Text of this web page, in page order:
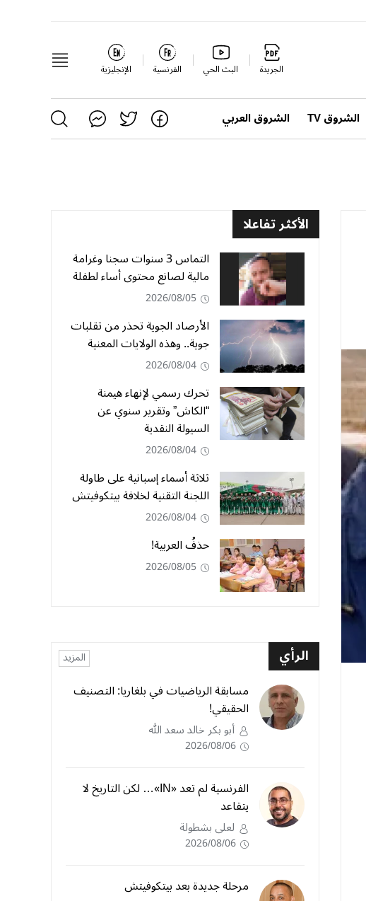
الجريدة البث الحي الفرنسية الإنجليزية
الشروق TV الشروق العربي
الأكثر تفاعلا
التماس 3 سنوات سجنا وغرامة
مالية لصانع محتوى أساء لطفلة
2026/08/05
الأرصاد الجوية تحذر من تقلبات
جوية.. وهذه الولايات المعنية
2026/08/04
تحرك رسمي لإنهاء هيمنة
“الكاش” وتقرير سنوي عن
السيولة النقدية
2026/08/04
ثلاثة أسماء إسبانية على طاولة
اللجنة التقنية لخلافة بيتكوفيتش
2026/08/04
حذفُ العربية!
2026/08/05
الرأي المزيد
مسابقة الرياضيات في بلغاريا: التصنيف
الحقيقي!
أبو بكر خالد سعد الله
2026/08/06
الفرنسية لم تعد «IN»… لكن التاريخ لا
يتقاعد
لعلى بشطولة
2026/08/06
مرحلة جديدة بعد بيتكوفيتش